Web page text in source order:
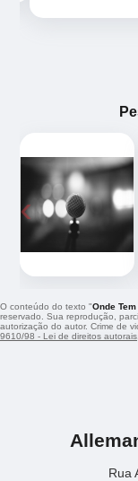
‹
O conteúdo do texto "Onde
reservado. Sua reprodução,
autorização do autor. Crime de
9610/98 - Lei de direitos autorais
Rua